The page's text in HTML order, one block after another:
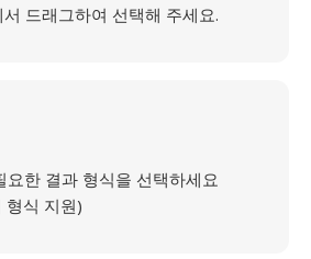
드래그하여 선택해 주세요.
한 결과 형식을 선택하세요
식 지원)